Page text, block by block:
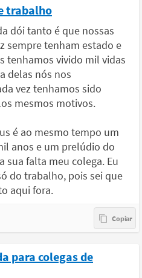
trabalho
dói tanto é que nossas
sempre tenham estado e
tenhamos vivido mil vidas
delas nós nos
vez tenhamos sido
mesmos motivos.
é ao mesmo tempo um
anos e um prelúdio do
sua falta meu colega. Eu
do trabalho, pois sei que
aqui fora.
para colegas de